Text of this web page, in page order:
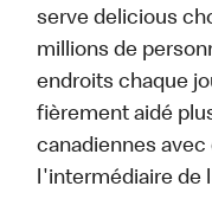
serve delicious
millions de
endroits chaque
fièrement aidé
canadiennes
l'intermédiaire de